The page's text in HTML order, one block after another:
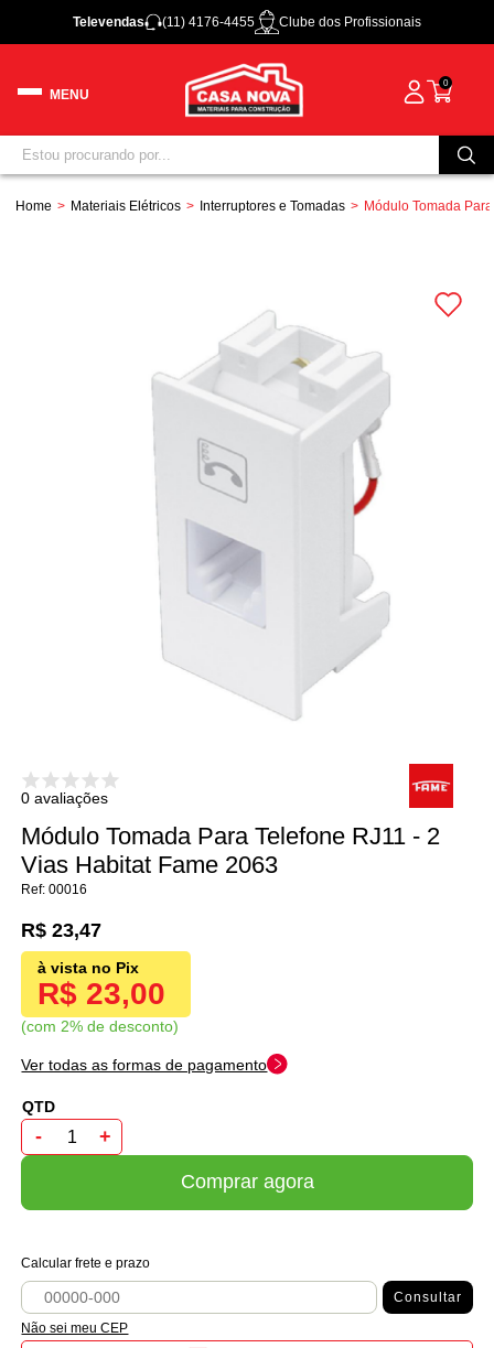
Televendas (11) 4176-4455 Clube dos Profissionais
0
Home Materiais Elétricos Interruptores e Tomadas Módulo Tomada
0 avaliações
Módulo Tomada Para Telefone RJ11 - 2
Vias Habitat Fame 2063
00016
R$ 23,00
com 2% de desconto
R$ 23,47
Ver todas as formas de pagamento
- +
Comprar agora
Calcular frete e prazo
Consultar
Não sei meu CEP